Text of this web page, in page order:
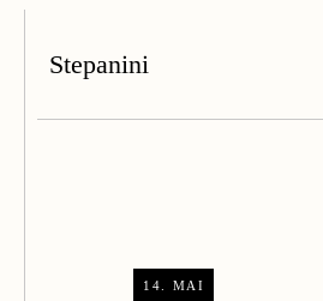
Stepanini
14. MAI